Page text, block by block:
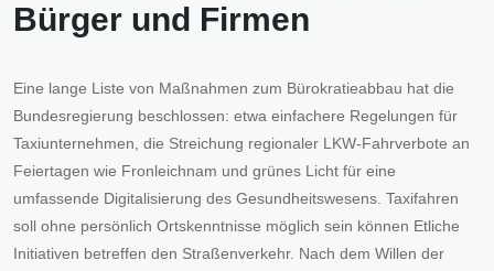
Bürger und Firmen
Eine lange Liste von Maßnahmen zum Bürokratieabbau hat die
Bundesregierung beschlossen: etwa einfachere Regelungen für
Taxiunternehmen, die Streichung regionaler LKW-Fahrverbote an
Feiertagen wie Fronleichnam und grünes Licht für eine
umfassende Digitalisierung des Gesundheitswesens. Taxifahren
soll ohne persönlich Ortskenntnisse möglich sein können Etliche
Initiativen betreffen den Straßenverkehr. Nach dem Willen der